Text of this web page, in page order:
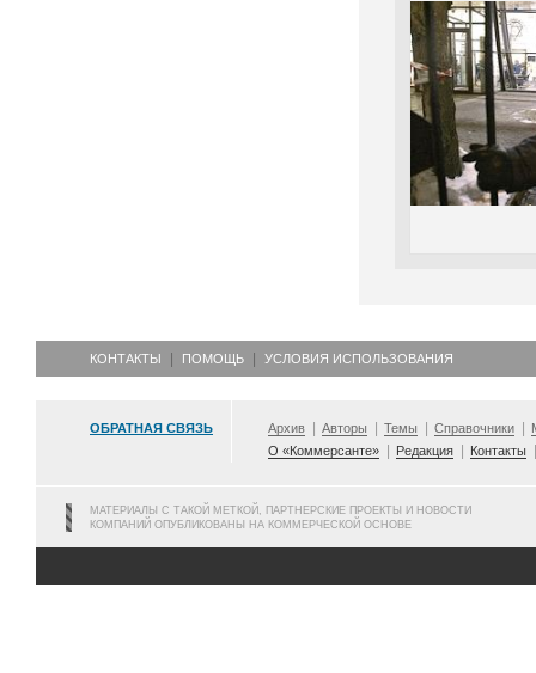
КОНТАКТЫ ПОМОЩЬ УСЛОВИЯ ИСПОЛЬЗОВАНИЯ
ОБРАТНАЯ СВЯЗЬ Архив Авторы Темы Справочники
О «Коммерсанте»
Редакция Контакты
МАТЕРИАЛЫ С ТАКОЙ МЕТКОЙ, ПАРТНЕРСКИЕ ПРОЕКТЫ И НОВОСТИ
КОМПАНИЙ ОПУБЛИКОВАНЫ НА КОММЕРЧЕСКОЙ ОСНОВЕ